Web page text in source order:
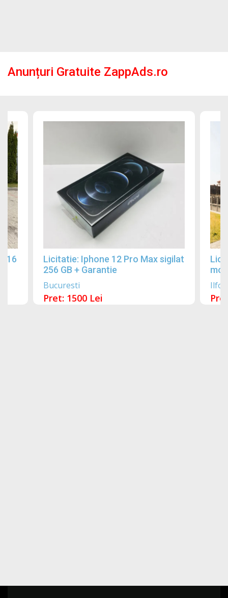
Anunțuri Gratuite ZappAds.ro
Licitatie: Iphone 12 Pro Max sigilat
256 GB + Garantie
Bucuresti
Pret: 1500 Lei
Ilfov